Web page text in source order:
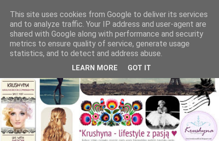
This site uses cookies from Google to deliver its services
and to analyze traffic. Your IP address and user-agent are
shared with Google along with performance and security
metrics to ensure quality of service, generate usage
statistics, and to detect and address abuse.
LEARN MORE GOT IT